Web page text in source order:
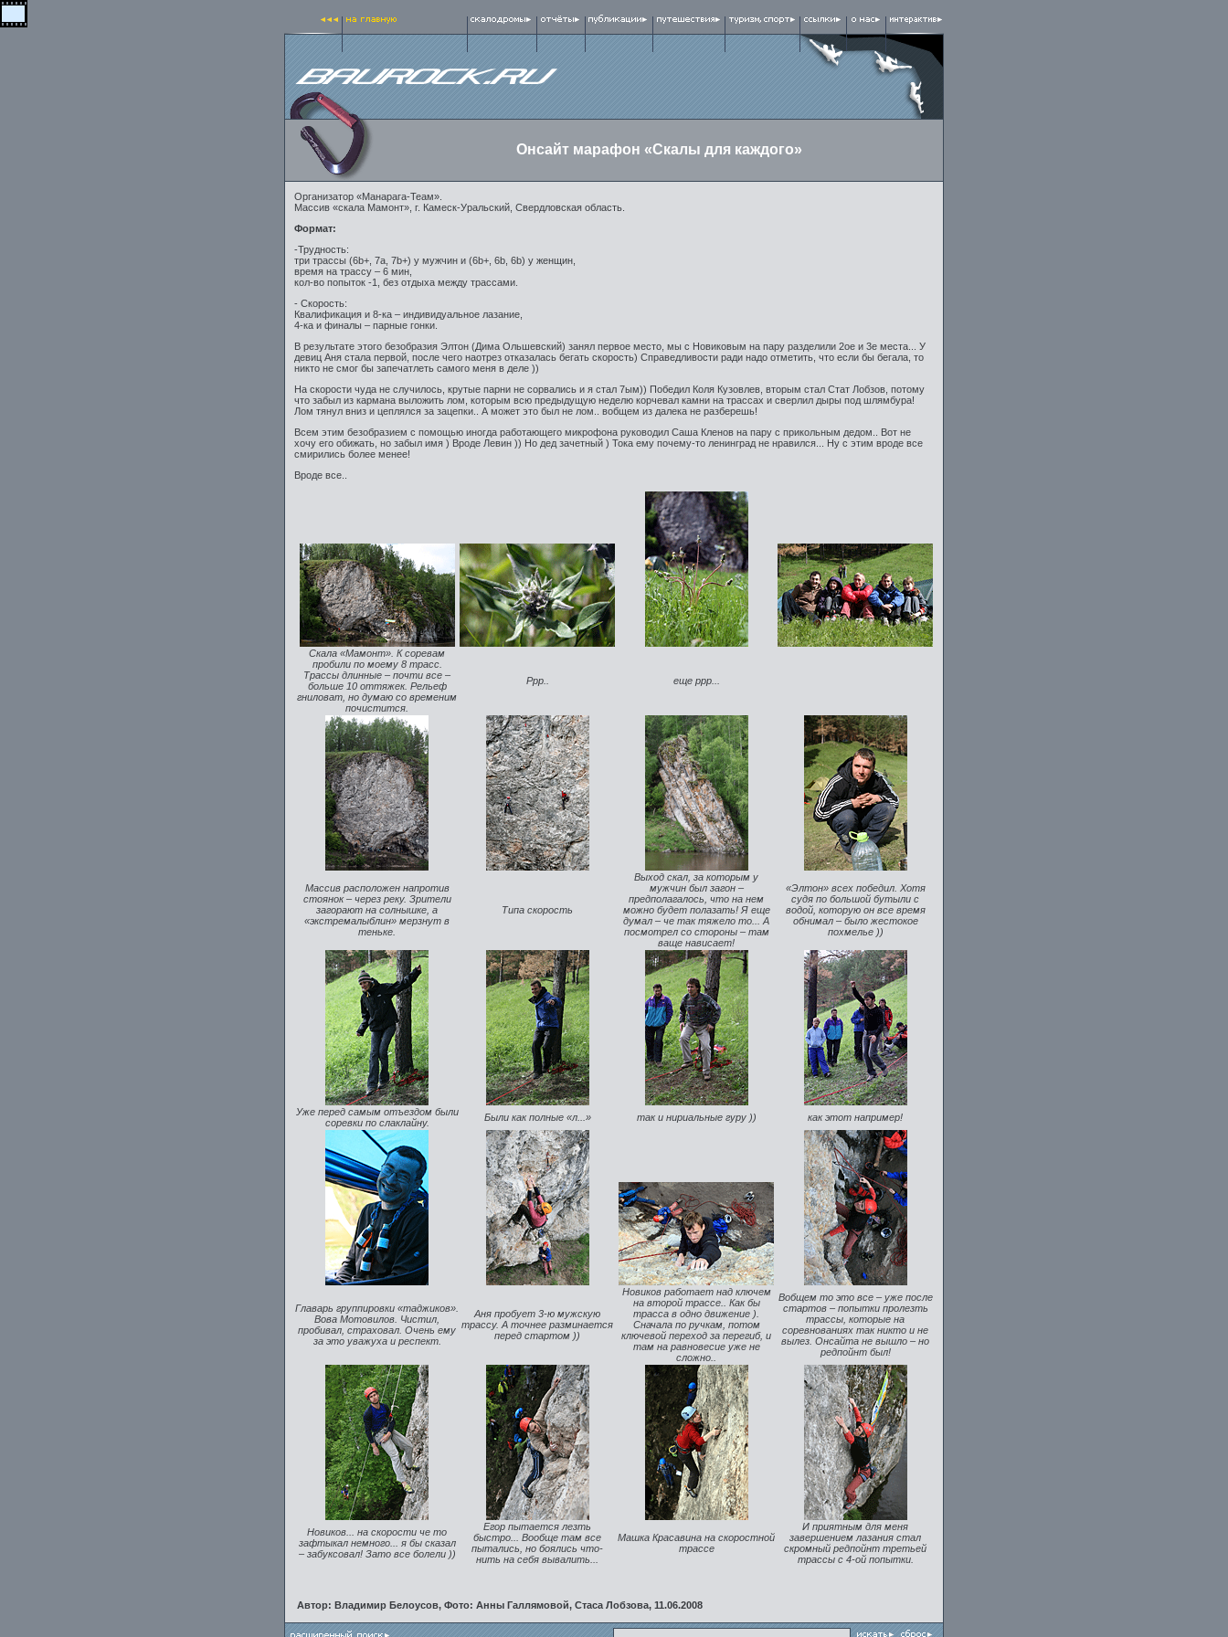
Онсайт марафон «Скалы для каждого»
Организатор «Манарага-Теам».
Массив «скала Мамонт», г. Камеск-Уральский, Свердловская область.
Формат:
-Трудность:
три трассы (6b+, 7a, 7b+) у мужчин и (6b+, 6b, 6b) у женщин,
время на трассу – 6 мин,
кол-во попыток -1, без отдыха между трассами.
- Скорость:
Квалификация и 8-ка – индивидуальное лазание,
4-ка и финалы – парные гонки.
В результате этого безобразия Элтон (Дима Ольшевский) занял первое место, мы с Новиковым на пару разделили 2ое и 3е места... У
девиц Аня стала первой, после чего наотрез отказалась бегать скорость) Справедливости ради надо отметить, что если бы бегала, то
никто не смог бы запечатлеть самого меня в деле ))
На скорости чуда не случилось, крутые парни не сорвались и я стал 7ым)) Победил Коля Кузовлев, вторым стал Стат Лобзов, потому
что забыл из кармана выложить лом, которым всю предыдущую неделю корчевал камни на трассах и сверлил дыры под шлямбура!
Лом тянул вниз и цеплялся за зацепки.. А может это был не лом.. вобщем из далека не разберешь!
Всем этим безобразием с помощью иногда работающего микрофона руководил Саша Кленов на пару с прикольным дедом.. Вот не
хочу его обижать, но забыл имя ) Вроде Левин )) Но дед зачетный ) Тока ему почему-то ленинград не нравился... Ну с этим вроде все
смирились более менее!
Вроде все..
Скала «Мамонт». К соревам
пробили по моему 8 трасс.
Трассы длинные – почти все –
больше 10 оттяжек. Рельеф
гниловат, но думаю со временим
почистится.
Ррр.. еще ррр...
Массив расположен напротив
стоянок – через реку. Зрители
загорают на солнышке, а
«экстремалыблин» мерзнут в
теньке.
Типа скорость
Выход скал, за которым у
мужчин был загон –
предполагалось, что на нем
можно будет полазать! Я еще
думал – че так тяжело то... А
посмотрел со стороны – там
ваще нависает!
«Элтон» всех победил. Хотя
судя по большой бутыли с
водой, которую он все время
обнимал – было жестокое
похмелье ))
Уже перед самым отъездом были
соревки по слаклайну.
Были как полные «л...» так и нириальные гуру )) как этот например!
Главарь группировки «таджиков».
Вова Мотовилов. Чистил,
пробивал, страховал. Очень ему
за это уважуха и респект.
Аня пробует 3-ю мужскую
трассу. А точнее разминается
перед стартом ))
Новиков работает над ключем
на второй трассе.. Как бы
трасса в одно движение ).
Сначала по ручкам, потом
ключевой переход за перегиб, и
там на равновесие уже не
сложно..
Вобщем то это все – уже после
стартов – попытки пролезть
трассы, которые на
соревнованиях так никто и не
вылез. Онсайта не вышло – но
редпойнт был!
Новиков... на скорости че то
зафтыкал немного... я бы сказал
– забуксовал! Зато все болели ))
Егор пытается лезть
быстро... Вообще там все
пытались, но боялись что-
нить на себя вывалить...
Машка Красавина на скоростной
трассе
И приятным для меня
завершением лазания стал
скромный редпойнт третьей
трассы с 4-ой попытки.
Автор: Владимир Белоусов, Фото: Анны Галлямовой, Стаса Лобзова, 11.06.2008